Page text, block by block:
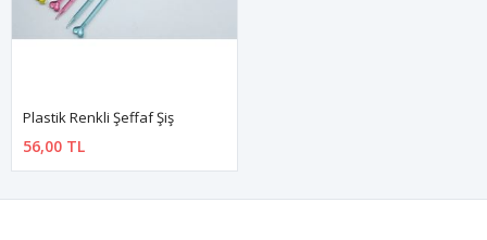
Plastik Renkli Şeffaf Şiş
56,00 TL